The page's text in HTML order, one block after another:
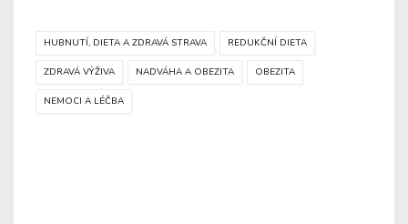
HUBNUTÍ, DIETA A ZDRAVÁ STRAVA REDUKČNÍ DIETA
ZDRAVÁ VÝŽIVA NADVÁHA A OBEZITA OBEZITA
NEMOCI A LÉČBA